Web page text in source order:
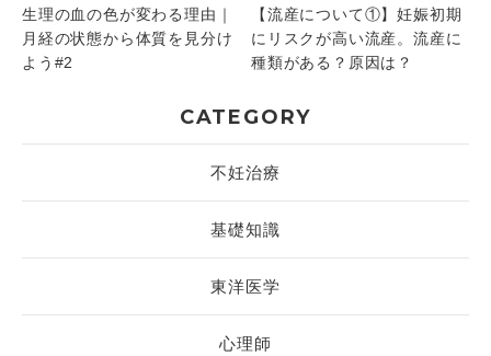
生理の血の色が変わる理由｜
月経の状態から体質を見分け
よう#2
【流産について①】妊娠初期
にリスクが高い流産。流産に
種類がある？原因は？
CATEGORY
不妊治療
基礎知識
東洋医学
心理師